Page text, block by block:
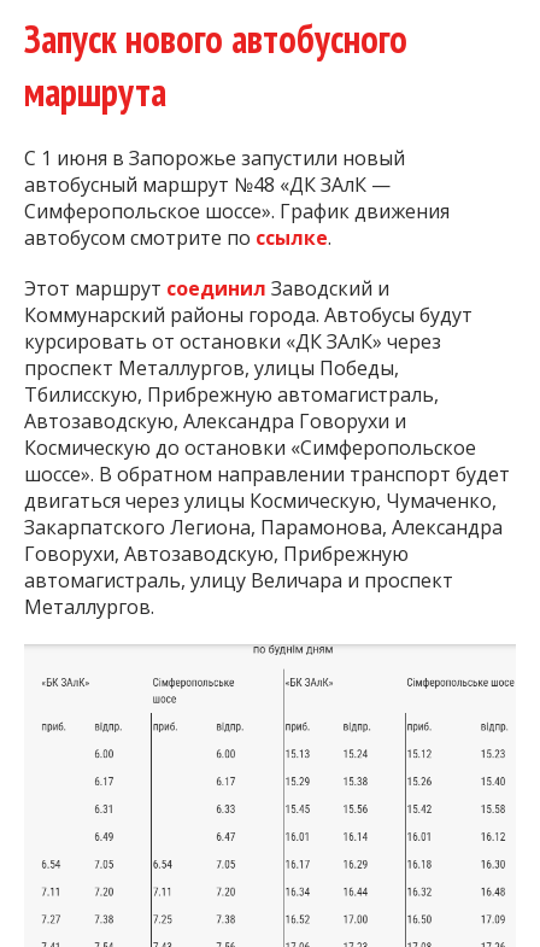
Запуск нового автобусного
маршрута
С 1 июня в Запорожье запустили новый
автобусный маршрут №48 «ДК ЗАлК —
Симферопольское шоссе». График движения
автобусом смотрите по ссылке.
Этот маршрут соединил Заводский и
Коммунарский районы города. Автобусы будут
курсировать от остановки «ДК ЗАлК» через
проспект Металлургов, улицы Победы,
Тбилисскую, Прибрежную автомагистраль,
Автозаводскую, Александра Говорухи и
Космическую до остановки «Симферопольское
шоссе». В обратном направлении транспорт будет
двигаться через улицы Космическую, Чумаченко,
Закарпатского Легиона, Парамонова, Александра
Говорухи, Автозаводскую, Прибрежную
автомагистраль, улицу Величара и проспект
Металлургов.